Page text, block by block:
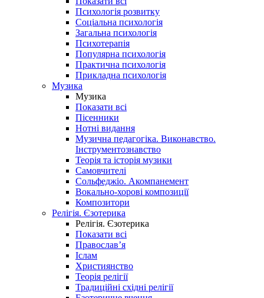
Психологія розвитку
Соціальна психологія
Загальна психологія
Психотерапія
Популярна психологія
Практична психологія
Прикладна психологія
Музика
Музика
Показати всі
Пісенники
Нотні видання
Музична педагогіка. Виконавство.
Інструментознавство
Теорія та історія музики
Самовчителі
Сольфеджіо. Акомпанемент
Вокально-хорові композиції
Композитори
Релігія. Єзотерика
Релігія. Єзотерика
Показати всі
Православ’я
Іслам
Християнство
Теорія релігії
Традиційні східні релігії